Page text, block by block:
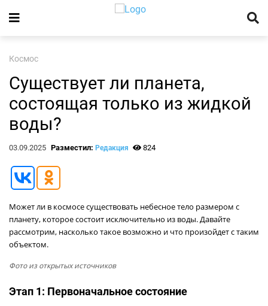
Космос
Существует ли планета,
состоящая только из жидкой
воды?
03.09.2025 Разместил: Редакция 824
Может ли в космосе существовать небесное тело размером с
планету, которое состоит исключительно из воды. Давайте
рассмотрим, насколько такое возможно и что произойдет с таким
объектом.
Фото из открытых источников
Этап 1: Первоначальное состояние